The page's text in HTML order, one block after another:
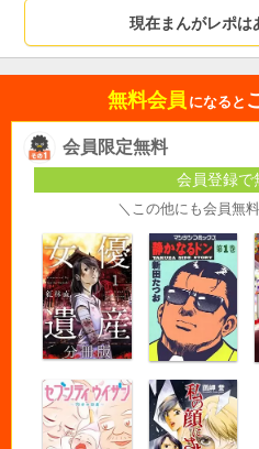
現在まんがレポは
無料会員 になると
会員限定無料
会員登録で
＼この他にも会員無